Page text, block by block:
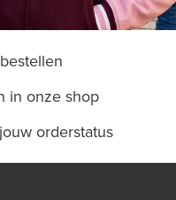
in onze shop
orderstatus